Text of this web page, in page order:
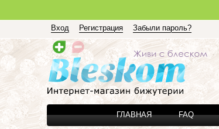
Вход Регистрация Забыли пароль?
ГЛАВНАЯ FAQ